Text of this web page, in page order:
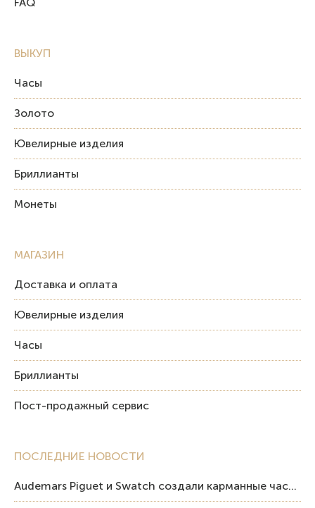
ВЫКУП
Часы
Золото
Ювелирные изделия
Бриллианты
Монеты
ПОСЛЕДНИЕ НОВОСТИ
Audemars Piguet и Swatch создали карманные часы в эстетике Royal Oak и Pop Art
МАГАЗИН
Доставка и оплата
Ювелирные изделия
Часы
Бриллианты
Пост-продажный сервис